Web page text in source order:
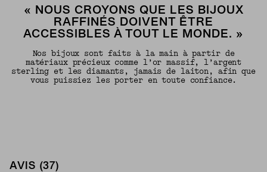
« NOUS CROYONS QUE LES BIJOUX
RAFFINÉS DOIVENT ÊTRE
ACCESSIBLES À TOUT LE MONDE. »
Nos bijoux sont faits à la main à partir de
matériaux précieux comme l’or massif, l’argent
sterling et les diamants, jamais de laiton, afin que
vous puissiez les porter en toute confiance.
AVIS (37)